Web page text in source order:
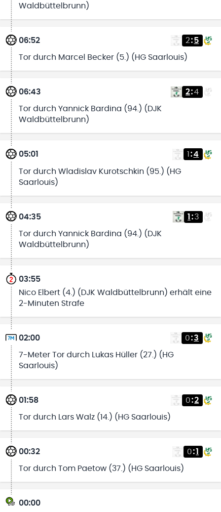
Waldbüttelbrunn)
06:52 2:5
Tor durch Marcel Becker (5.) (HG Saarlouis)
06:43 2:4
Tor durch Yannick Bardina (94.) (DJK
Waldbüttelbrunn)
05:01 1 :4
Tor durch Wladislav Kurotschkin (95.) (HG
Saarlouis)
04:35 1 :3
Tor durch Yannick Bardina (94.) (DJK
Waldbüttelbrunn)
03:55
Nico Elbert (4.) (DJK Waldbüttelbrunn) erhält eine
2-Minuten Strafe
02:00 0:3
7-Meter Tor durch Lukas Hüller (27.) (HG
Saarlouis)
01:58 0:2
Tor durch Lars Walz (14.) (HG Saarlouis)
00:32 0:1
Tor durch Tom Paetow (37.) (HG Saarlouis)
00:00